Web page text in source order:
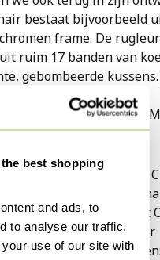
best shopping
and ads, to
to analyse our traffic.
use of our site with
bestaat bijvoorbeeld
frame. De
ruim 17 banden van
gebombeerde kussens.
Knoll Chair aan de
frame: Knoll Studio en
de fauteuil is
houten erezetels uit het
stonden symbool voor
En we moeten